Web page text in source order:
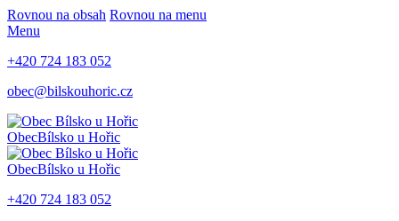
Rovnou na obsah Rovnou na menu
Menu
+420 724 183 052
obec@bilskouhoric.cz
ObecBílsko u Hořic
ObecBílsko u Hořic
+420 724 183 052